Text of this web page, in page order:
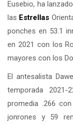
Eusebio, ha
las Estrellas
ponches en 53.1
en 2021 con los
mayores con los
El antesalista
temporada
promedia .266
jonrones y 59